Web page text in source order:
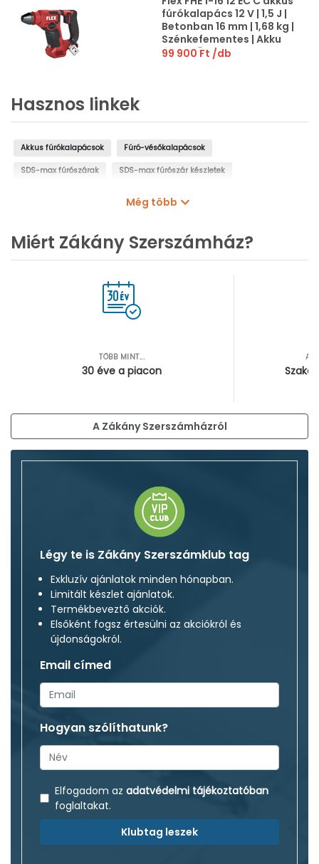
fúrókalapács 12 V | 1,5 J |
Betonban 16 mm | 1,68 kg |
Szénkefementes | Akku
és töltő nélkül | L-Boxx-
99 900 Ft /db
Hasznos linkek
Akkus fúrókalapácsok Fúró-vésőkalapácsok
SDS-max fúrószárak SDS-max fúrószár készletek
Még több
Miért Zákány Szerszámház?
TÖBB MINT...
30 éve a piacon
A Zákány Szerszámházról
Légy te is Zákány Szerszámklub tag
Exkluzív ajánlatok minden hónapban.
Limitált készlet ajánlatok.
Termékbeveztő akciók.
Elsőként fogsz értesülni az akciókról és
újdonságokról.
Email címed
Hogyan szólíthatunk?
Elfogadom az adatvédelmi tájékoztatóban
foglaltakat.
Klubtag leszek